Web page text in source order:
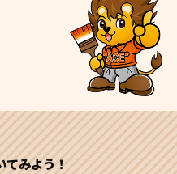
てみよう！